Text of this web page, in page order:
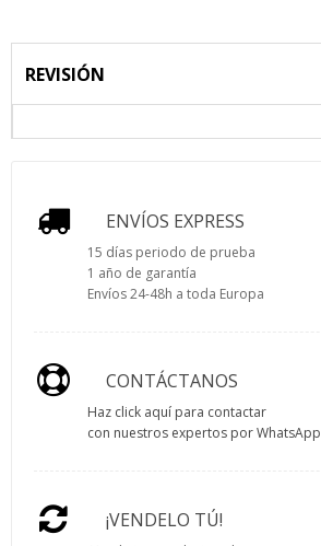
REVISIÓN
ENVÍOS EXPRESS
15 días periodo de prueba
1 año de garantía
Envíos 24-48h a toda Europa
CONTÁCTANOS
Haz click aquí para contactar
con nuestros expertos por WhatsApp
¡VENDELO TÚ!